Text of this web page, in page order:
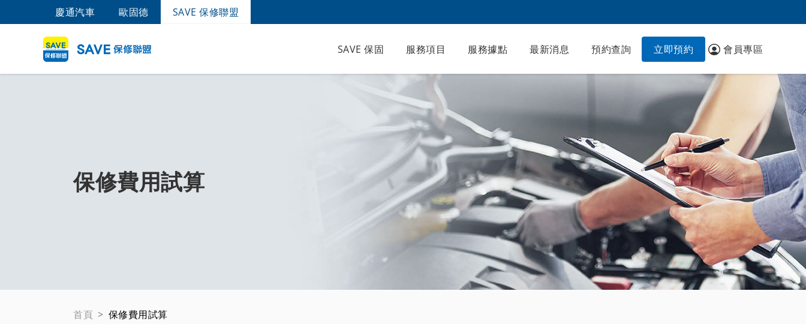
慶通汽車 歐固德 SAVE 保修聯盟
SAVE 保固 服務項目 服務據點 最新消息 預約查詢 立即預約
保修費用試算
首頁 保修費用試算